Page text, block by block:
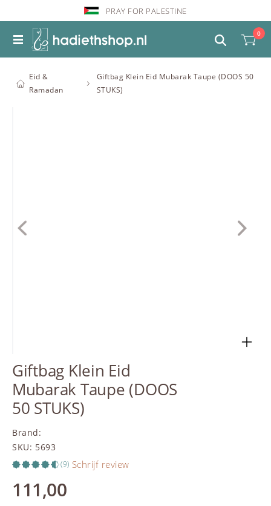
PRAY FOR PALESTINE
0
Eid &
Ramadan
Giftbag Klein Eid Mubarak Taupe (DOOS 50
STUKS)
Giftbag Klein Eid
Mubarak Taupe (DOOS
50 STUKS)
Brand:
SKU: 5693
(9) Schrijf review
111,00